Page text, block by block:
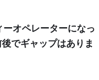
オペレーターになっ
でギャップはありま